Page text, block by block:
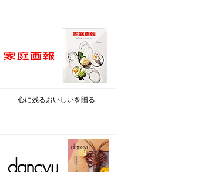
心に残るおいしいを贈る